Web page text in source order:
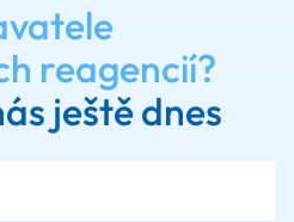
reagencií?
ještě dnes